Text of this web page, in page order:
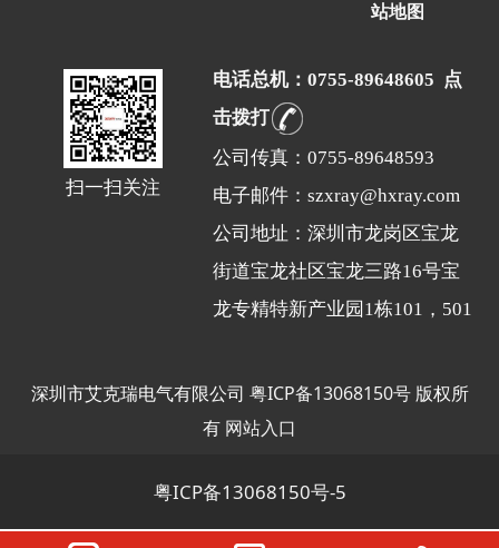
站地图
扫一扫关注
电话总机：0755-89648605 点
击拨打
公司传真：0755-89648593
电子邮件：szxray@hxray.com
公司地址：深圳市龙岗区宝龙
街道宝龙社区宝龙三路16号宝
龙专精特新产业园1栋101，501
深圳市艾克瑞电气有限公司 粤ICP备13068150号版权所
有 网站入口
粤ICP备13068150号-5